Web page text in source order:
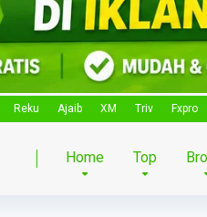
Reku Ajaib XM Triv Fxpro
Home Top